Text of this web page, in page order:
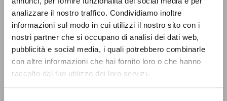
analizzare il nostro traffico. Condividiamo inoltre
informazioni sul modo in cui utilizzi il nostro sito con i
nostri partner che si occupano di analisi dei dati web,
pubblicità e social media, i quali potrebbero combinarle
con altre informazioni che hai fornito loro o che hanno
raccolto dal tuo utilizzo dei loro servizi.
Giussani LuigiAutore
PHILIPS
Inglese
IL PROGETTO